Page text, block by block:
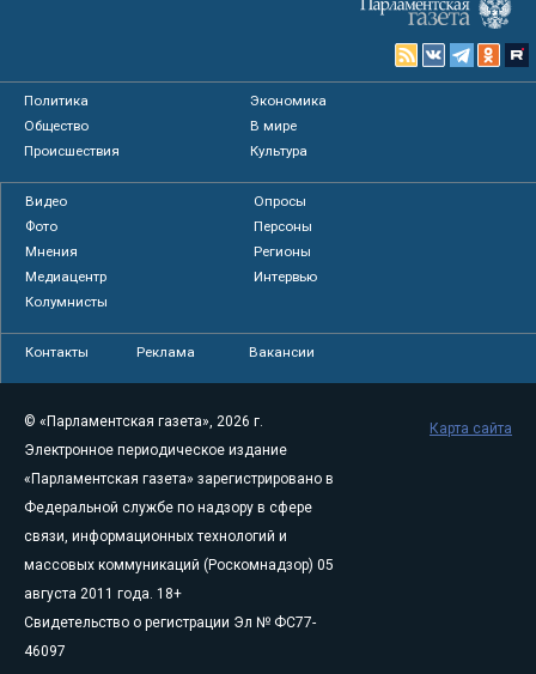
Политика
Экономика
Общество
В мире
Происшествия
Культура
Видео
Опросы
Фото
Персоны
Мнения
Регионы
Медиацентр
Интервью
Колумнисты
Контакты Реклама Вакансии
© «Парламентская газета», 2026 г.
Электронное периодическое издание
«Парламентская газета» зарегистрировано в
Федеральной службе по надзору в сфере
связи, информационных технологий и
массовых коммуникаций (Роскомнадзор) 05
августа 2011 года. 18+
Свидетельство о регистрации Эл № ФС77-
46097
Карта сайта